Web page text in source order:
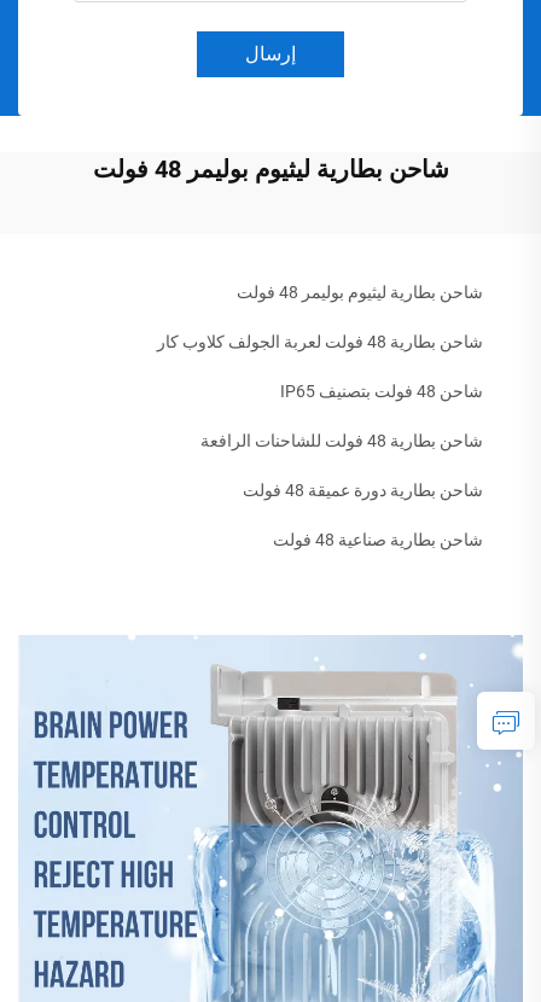
إرسال
شاحن بطارية ليثيوم بوليمر 48 فولت
شاحن بطارية ليثيوم بوليمر 48 فولت
شاحن بطارية 48 فولت لعربة الجولف كلاوب كار
شاحن 48 فولت بتصنيف IP65
شاحن بطارية 48 فولت للشاحنات الرافعة
شاحن بطارية دورة عميقة 48 فولت
شاحن بطارية صناعية 48 فولت